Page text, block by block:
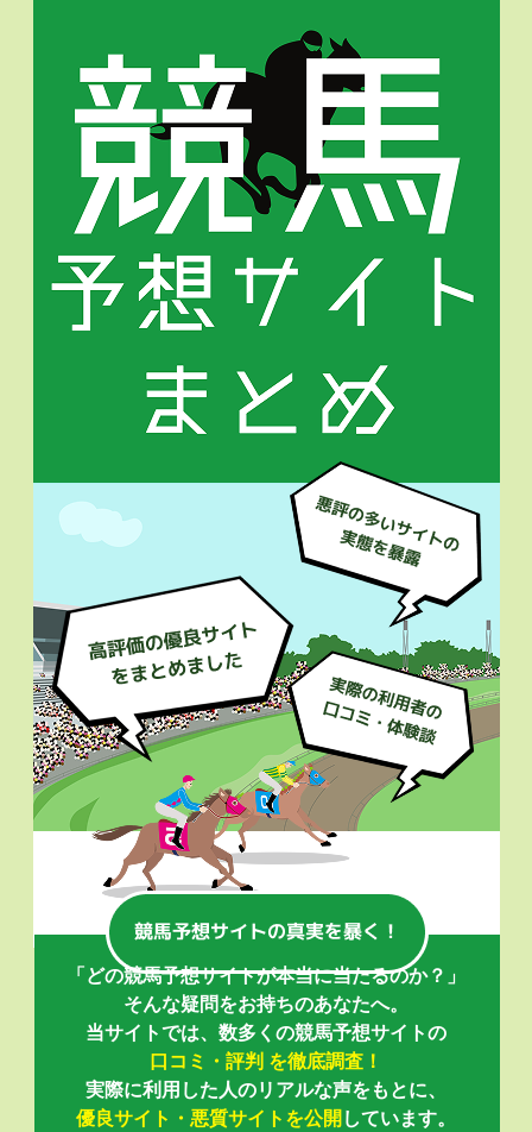
「どの競馬予想サイトが本当に当たるのか？」
そんな疑問をお持ちのあなたへ。
当サイトでは、数多くの競馬予想サイトの
口コミ・評判 を徹底調査！
実際に利用した人のリアルな声をもとに、
優良サイト・悪質サイトを公開しています。